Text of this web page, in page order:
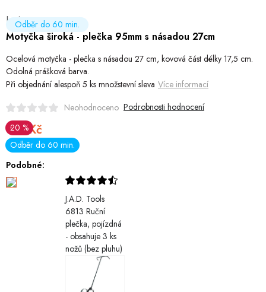
World Cleanup Day
Akční ceny
Půjčovna Kontaktuje nás
Obchodní podmínky
Obchodní podmínky pro podnikatele
Zásady používání cookies
121 KčMěrná
cena:
Skladem
Podobné:
J.A.D. Tools
6813 Ruční
plečka, pojízdná
- obsahuje 3 ks
nožů (bez pluhu)
20 %
Odběr do 60 min.
Levior
Motyčka široká - plečka 95mm s násadou 27cm
Ocelová motyčka - plečka s násadou 27 cm, kovová část délky 17,5 cm.
Odolná prášková barva.
Při objednání alespoň 5 ks množstevní sleva Více informací
Odběr do 60 min.
Neohodnoceno Podrobnosti hodnocení